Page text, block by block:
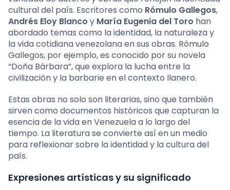
cultural del país. Escritores como Rómulo Gallegos,
Andrés Eloy Blanco y María Eugenia del Toro han
abordado temas como la identidad, la naturaleza y
la vida cotidiana venezolana en sus obras. Rómulo
Gallegos, por ejemplo, es conocido por su novela
“Doña Bárbara”, que explora la lucha entre la
civilización y la barbarie en el contexto llanero.
Estas obras no solo son literarias, sino que también
sirven como documentos históricos que capturan la
esencia de la vida en Venezuela a lo largo del
tiempo. La literatura se convierte así en un medio
para reflexionar sobre la identidad y la cultura del
país.
Expresiones artísticas y su significado